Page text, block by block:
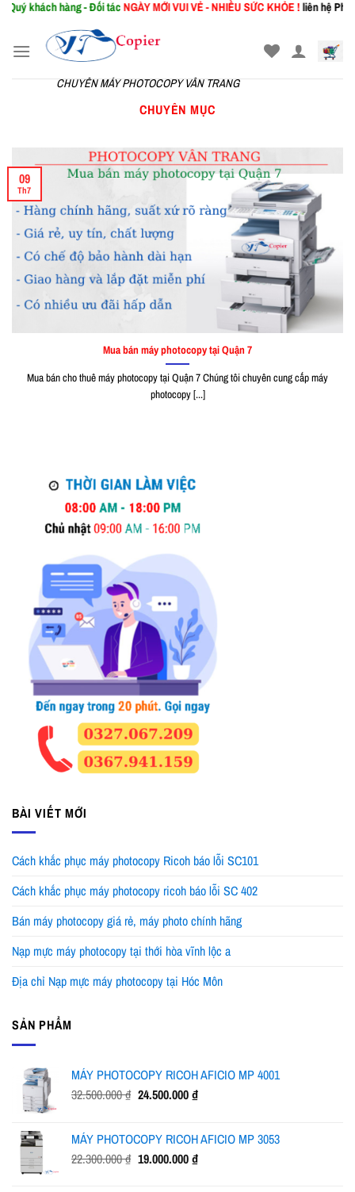
Skip
content
hàng - Đối tácNGÀY MỚIVUI VẺ - NHIỀU SỨC KHỎE !liên hệ Phòng
CHUYÊN MÁY PHOTOCOPY VÂN TRANG
CHUYÊN MỤC
Mua bán máy photocopy tại Quận 7
Mua bán cho thuê máy photocopy tại Quận 7 Chúng tôi chuyên cung cấp máy
photocopy [...]
09
Th7
BÀI VIẾT MỚI
Cách khắc phục máy photocopy Ricoh báo lỗi SC101
Cách khắc phục máy photocopy ricoh báo lỗi SC 402
Bán máy photocopy giá rẻ, máy photo chính hãng
Nạp mực máy photocopy tại thới hòa vĩnh lộc a
Địa chỉ Nạp mực máy photocopy tại Hóc Môn
SẢN PHẨM
MÁY PHOTOCOPY RICOH AFICIO MP 4001
32.500.000₫ Giá
32.500.000 ₫.
24.500.000₫Giá
là:
24.500.000 ₫.
MÁY PHOTOCOPY RICOH AFICIO MP 3053
22.300.000₫ Giá
19.000.000₫Giá